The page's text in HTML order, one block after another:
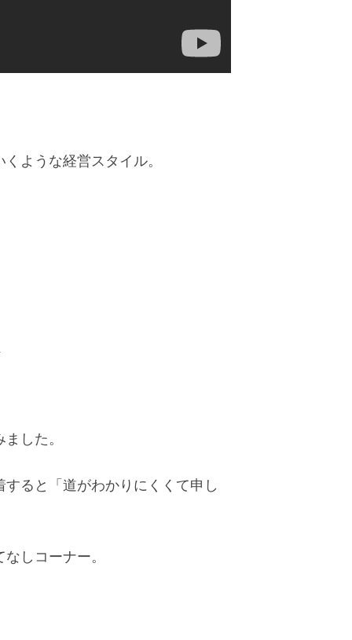
ような経営スタイル。
した。
ると「道がわかりにくくて申し
しコーナー。